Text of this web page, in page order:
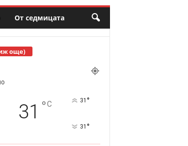
От седмицата
още)
31 °C 31 °
31 °